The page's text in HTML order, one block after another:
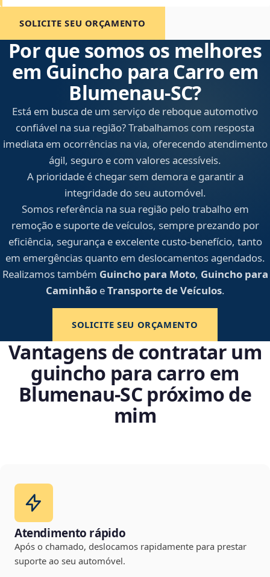
SOLICITE SEU ORÇAMENTO
Por que somos os melhores
em Guincho para Carro em
Blumenau‑SC?
Está em busca de um serviço de reboque automotivo
confiável na sua região? Trabalhamos com resposta
imediata em ocorrências na via, oferecendo atendimento
ágil, seguro e com valores acessíveis.
A prioridade é chegar sem demora e garantir a
integridade do seu automóvel.
Somos referência na sua região pelo trabalho em
remoção e suporte de veículos, sempre prezando por
eficiência, segurança e excelente custo-benefício, tanto
em emergências quanto em deslocamentos agendados.
Realizamos também Guincho para Moto, Guincho para
CaminhãoeTransporte de Veículos.
SOLICITE SEU ORÇAMENTO
Vantagens de contratar um
guincho para carro em
Blumenau‑SC próximo de
mim
Atendimento rápido
Após o chamado, deslocamos rapidamente para prestar
suporte ao seu automóvel.